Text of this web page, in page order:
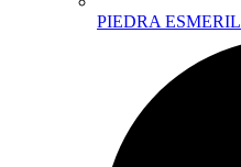
PIEDRA ESMERIL